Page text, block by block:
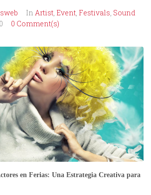
In Artist, Event, Festivals, Sound
0 Comment(s)
en Ferias: Una Estrategia Creativa para